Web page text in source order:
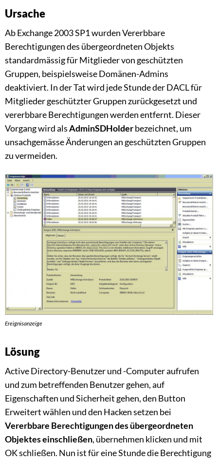
Ursache
Ab Exchange 2003 SP1 wurden Vererbbare
Berechtigungen des übergeordneten Objekts
standardmässig für Mitglieder von geschützten
Gruppen, beispielsweise Domänen-Admins
deaktiviert. In der Tat wird jede Stunde der DACL für
Mitglieder geschützter Gruppen zurückgesetzt und
vererbbare Berechtigungen werden entfernt. Dieser
Vorgang wird alsAdminSDHolderbezeichnet, um
unsachgemässe Änderungen an geschützten Gruppen
zu vermeiden.
Ereignisanzeige
Lösung
Active Directory-Benutzer und -Computer aufrufen
und zum betreffenden Benutzer gehen, auf
Eigenschaften und Sicherheit gehen, den Button
Erweitert wählen und den Hacken setzen bei
Vererbbare Berechtigungen des übergeordneten
Objekteseinschließen, übernehmen klicken und mit
OK schließen. Nun ist für eine Stunde die Berechtigung